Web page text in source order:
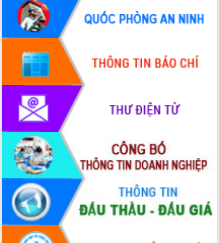
hiện Đề án 06 của Chính phủ
Họp báo thông tin về Hội nghị Công bố
Quy hoạch và Xúc tiến đầu tư tỉnh Đắk
Khơi thông điểm nghẽn, đẩy nhanh
giải ngân vốn khắc phục thiên tai
HĐND tỉnh thông qua điều chỉnh Quy
hoạch tỉnh thời kỳ 2021-2030
Hội thảo góp ý hồ sơ điều chỉnh quy
hoạch tỉnh Đắk Lắk thời kỳ 2021-2030,
tầm nhìn đến năm 2050
Nâng cao hiệu quả hoạt động của các
doanh nghiệp nhà nước
Hội nghị triển khai kết nối mạng
truyền số liệu chuyên dùng phục vụ cơ
quan Đảng, Nhà nước
Lễ phát động chuỗi hoạt động chung
tay làm sạch môi trường
Xã Ea Kar bước chuyển mình trong
công tác cải cách hành chính mô hình
mới
UBND tỉnh họp báo định kỳ tháng 4
năm 2026